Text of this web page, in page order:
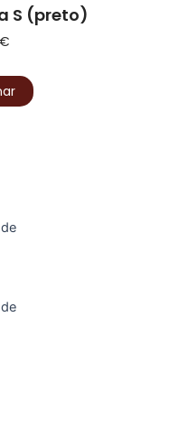
S (preto)
€